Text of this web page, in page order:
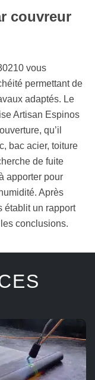
couvreur
vous
permettant de
adaptés. Le
Artisan Espinos
qu’il
bac acier, toiture
de fuite
apporter pour
Après
établit un rapport
conclusions.